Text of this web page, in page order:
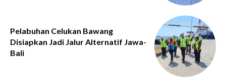
Pelabuhan Celukan Bawang
Disiapkan Jadi Jalur Alternatif Jawa-
Bali